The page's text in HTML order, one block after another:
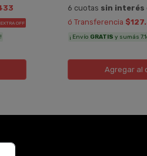
EXTRA OFF
6 cuotas sin interés
ó Transferencia
¡ Envío GRATIS y sumás
Agregaral